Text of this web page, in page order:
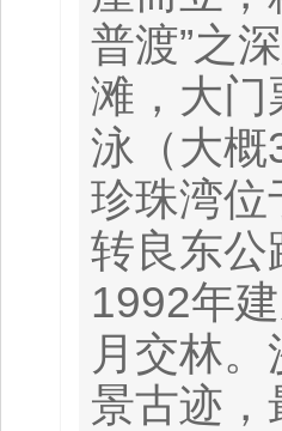
普渡”之
滩，大门
泳（大概
珍珠湾位
转良东公
1992年
月交林
景古迹，